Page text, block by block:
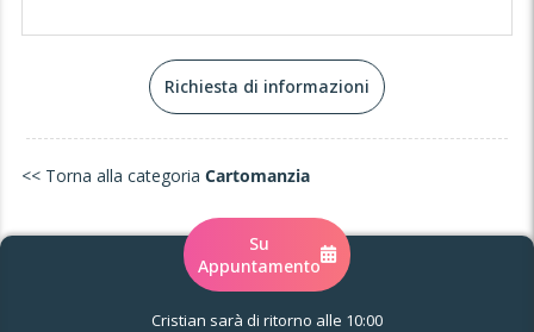
Richiesta di informazioni
<< Torna alla categoria Cartomanzia
Su
Appuntamento
Cristian sarà di ritorno alle 10:00